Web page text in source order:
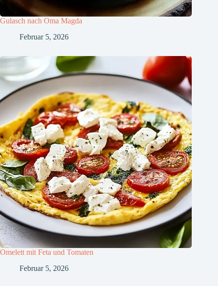
Gulasch nach Oma Magda
Februar 5, 2026
Omelett mit Feta und Tomaten
Februar 5, 2026